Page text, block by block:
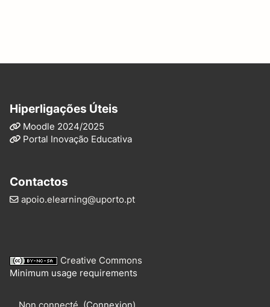
Hiperligações Úteis
Moodle 2024/2025
Portal Inovação Educativa
Contactos
apoio.elearning@uporto.pt
Creative Commons
Minimum usage requirements